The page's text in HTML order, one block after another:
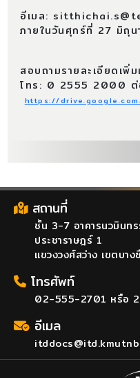
อีเมล:
ภายในวันศุกร์ที่ 27 มิถุ
สอบถามรายละเอียดเพิ่
โทร: 0 2555 2000 ต่
https://
สถานที่
ชั้น 3-7 อาคารนวมินท
ประชาราษฎร์ 1
แขวงวงศ์สว่าง เขตบ
โทรศัพท์
02-555-2701 หรือ
อีเมล